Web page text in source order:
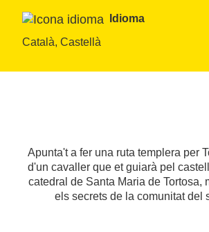
Idioma
Català, Castellà
Apunta't a fer una ruta templera per
d'un cavaller que et guiarà pel
catedral de Santa Maria de Tortosa,
els secrets de la comunitat del